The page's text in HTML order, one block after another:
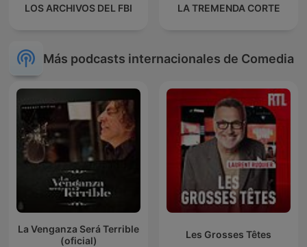
LOS ARCHIVOS DEL FBI LA TREMENDA CORTE
Más podcasts internacionales de Comedia
La Venganza Será Terrible
(oficial)
Les Grosses Têtes